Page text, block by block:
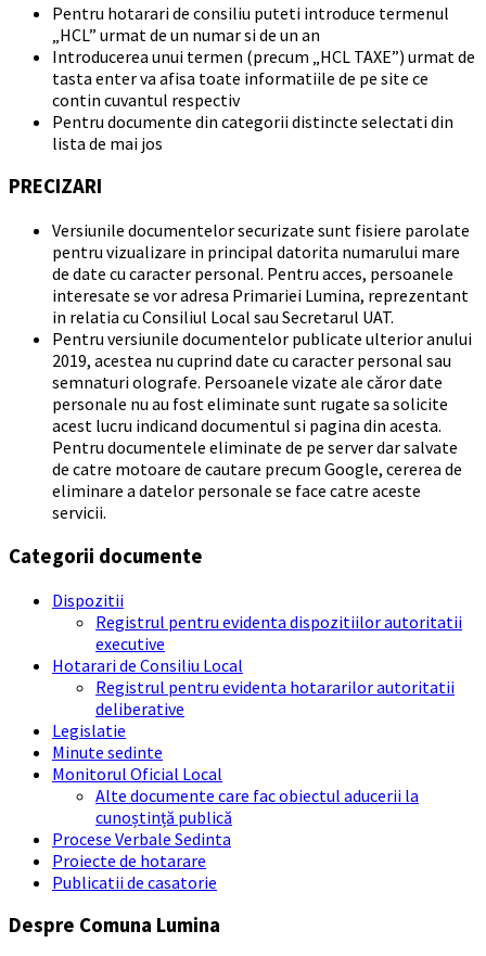
Pentru hotarari de consiliu puteti introduce termenul
„HCL” urmat de un numar si de un an
Introducerea unui termen (precum „HCL TAXE”) urmat de
tasta enter va afisa toate informatiile de pe site ce
contin cuvantul respectiv
Pentru documente din categorii distincte selectati din
lista de mai jos
PRECIZARI
Versiunile documentelor securizate sunt fisiere parolate
pentru vizualizare in principal datorita numarului mare
de date cu caracter personal. Pentru acces, persoanele
interesate se vor adresa Primariei Lumina, reprezentant
in relatia cu Consiliul Local sau Secretarul UAT.
Pentru versiunile documentelor publicate ulterior anului
2019, acestea nu cuprind date cu caracter personal sau
semnaturi olografe. Persoanele vizate ale căror date
personale nu au fost eliminate sunt rugate sa solicite
acest lucru indicand documentul si pagina din acesta.
Pentru documentele eliminate de pe server dar salvate
de catre motoare de cautare precum Google, cererea de
eliminare a datelor personale se face catre aceste
servicii.
Categorii documente
Dispozitii
Registrul pentru evidenta dispozitiilor autoritatii
executive
Hotarari de Consiliu Local
Registrul pentru evidenta hotararilor autoritatii
deliberative
Legislatie
Minute sedinte
Monitorul Oficial Local
Alte documente care fac obiectul aducerii la
cunoștință publică
Procese Verbale Sedinta
Proiecte de hotarare
Publicatii de casatorie
Despre Comuna Lumina